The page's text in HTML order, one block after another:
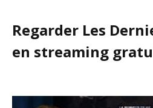
Regarder Les
en streaming